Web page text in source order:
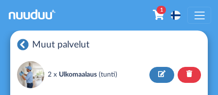
1
Muut palvelut
2 x Ulkomaalaus (tunti)